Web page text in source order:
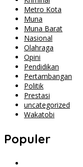
Metro Kota
Muna
Muna Barat
Nasional
Olahraga
Opini
Pendidikan
Pertambangan
Politik
Prestasi
uncategorized
Wakatobi
Populer